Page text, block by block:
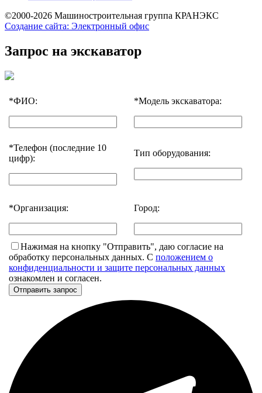
©2000-2026 Машиностроительная группа КРАНЭКС
Создание сайта: Электронный офис
Запрос на экскаватор
*ФИО: *Модель экскаватора:
*Телефон (последние 10
цифр):
Тип оборудования:
*Организация: Город:
Нажимая на кнопку "Отправить", даю согласие на
обработку персональных данных. С положением о
конфиденциальности и защите персональных данных
ознакомлен и согласен.